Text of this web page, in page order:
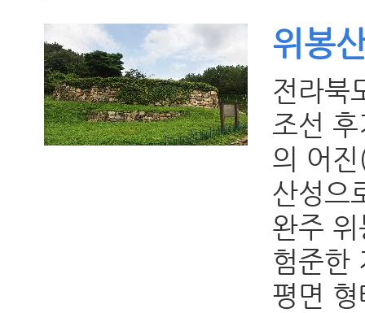
위봉
전라북
조선
의 어
산성으
완주
험준한
평면